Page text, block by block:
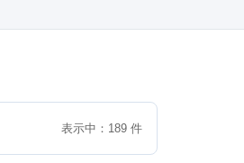
表示中： 189 件